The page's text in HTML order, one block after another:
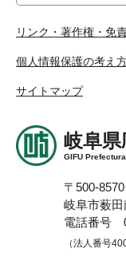
リンク・著作権・免
個人情報保護の考え
サイトマップ
岐阜県
GIFU
〒500-8570
岐阜市薮
電話番号
（法人番号